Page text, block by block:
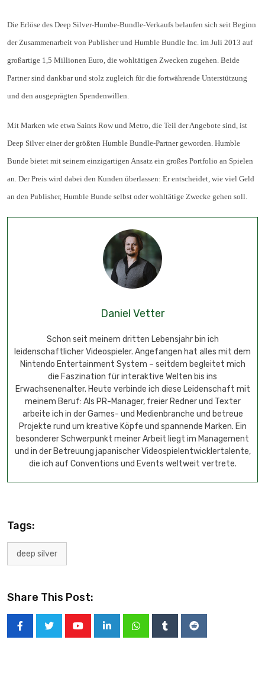
Die Erlöse des Deep Silver-Humbe-Bundle-Verkaufs belaufen sich seit Beginn
der Zusammenarbeit von Publisher und Humble Bundle Inc. im Juli 2013 auf
großartige 1,5 Millionen Euro, die wohltätigen Zwecken zugehen. Beide
Partner sind dankbar und stolz zugleich für die fortwährende Unterstützung
und den ausgeprägten Spendenwillen.
Mit Marken wie etwa Saints Row und Metro, die Teil der Angebote sind, ist
Deep Silver einer der größten Humble Bundle-Partner geworden. Humble
Bunde bietet mit seinem einzigartigen Ansatz ein großes Portfolio an Spielen
an. Der Preis wird dabei den Kunden überlassen: Er entscheidet, wie viel Geld
an den Publisher, Humble Bunde selbst oder wohltätige Zwecke gehen soll.
Daniel Vetter
Schon seit meinem dritten Lebensjahr bin ich
leidenschaftlicher Videospieler. Angefangen hat alles mit dem
Nintendo Entertainment System – seitdem begleitet mich
die Faszination für interaktive Welten bis ins
Erwachsenenalter. Heute verbinde ich diese Leidenschaft mit
meinem Beruf: Als PR-Manager, freier Redner und Texter
arbeite ich in der Games- und Medienbranche und betreue
Projekte rund um kreative Köpfe und spannende Marken. Ein
besonderer Schwerpunkt meiner Arbeit liegt im Management
und in der Betreuung japanischer Videospielentwicklertalente,
die ich auf Conventions und Events weltweit vertrete.
Tags:
deep silver
Share This Post: